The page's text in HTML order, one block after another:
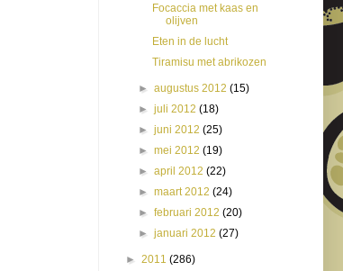
Focaccia met kaas en
olijven
Eten in de lucht
Tiramisu met abrikozen
►augustus 2012(15)
►juli 2012(18)
►juni 2012(25)
►mei 2012(19)
►april 2012(22)
►maart 2012(24)
►februari 2012(20)
►januari 2012(27)
► 2011 (286)